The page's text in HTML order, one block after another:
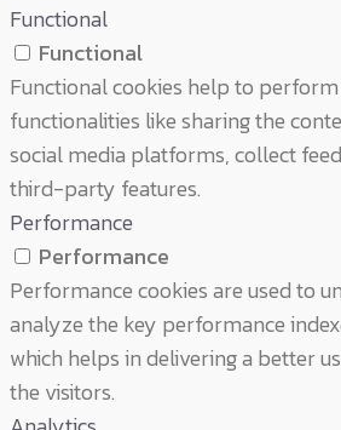
Functional
Functional
Functional cookies help to
functionalities like sharing the
social media platforms, collect
third-party features.
Performance
Performance
Performance cookies are used to
analyze the key performance
which helps in delivering a better
the visitors.